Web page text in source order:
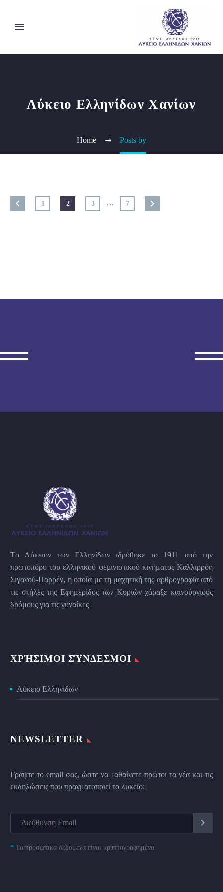
Λύκειο Ελληνίδων Χανίων
Home Posts by
1 2 3 … 7
Tο Λύκειον των Eλληνίδων ιδρύθηκε το 1911 από την
πρωτοπόρο του ελληνικού φεμινιστικού κινήματος Kαλλιρρόη
Σιγανού-Παρρέν, η οποία με τη μαχητική της αρθρογραφία από
τις στήλες της Εφημερίδος των Kυριών χάραξε καινούργιους
δρόμους για τις γυναίκες
ΧΡΉΣΙΜΟΙ ΣΎΝΔΕΣΜΟΙ
Λύκειο Ελληνίδων
NEWSLETTER
Γράψτε το email σας, ώστε να μαθαίνετε πρώτοι τα νέα και τις
εκδηλώσεις που πραγματοποιεί το λυκείο:
* Τα προσωπικά δεδομένα είναι κρυπτογραφημένα